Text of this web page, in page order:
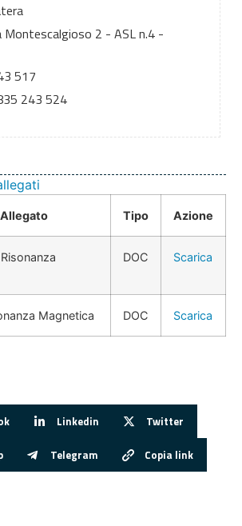
Montescalgioso 2 - ASL n.4 -
517
243 524
Tipo Azione
DOC Scarica
Magnetica DOC Scarica
Linkedin Twitter
Telegram Copia link